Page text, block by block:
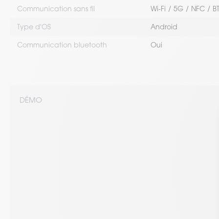
Communication sans fil Wi-Fi 5G NFC BT
Type d'OS Android
Communication bluetooth Oui
DÉMO